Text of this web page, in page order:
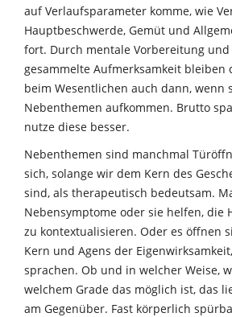
auf Verlaufsparameter komme, wie
Hauptbeschwerde, Gemüt und
fort. Durch mentale Vorbereitung
gesammelte Aufmerksamkeit bleiben
beim Wesentlichen auch dann, wenn
Nebenthemen aufkommen. Brutto
nutze diese besser.
Nebenthemen sind manchmal
sich, solange wir dem Kern des
sind, als therapeutisch bedeutsam.
Nebensymptome oder sie helfen, die
zu kontextualisieren. Oder es öffnen
Kern und Agens der
sprachen. Ob und in welcher Weise,
welchem Grade das möglich ist, das
am Gegenüber. Fast körperlich